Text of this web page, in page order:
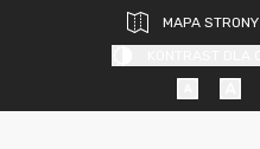
MAPA STRONY